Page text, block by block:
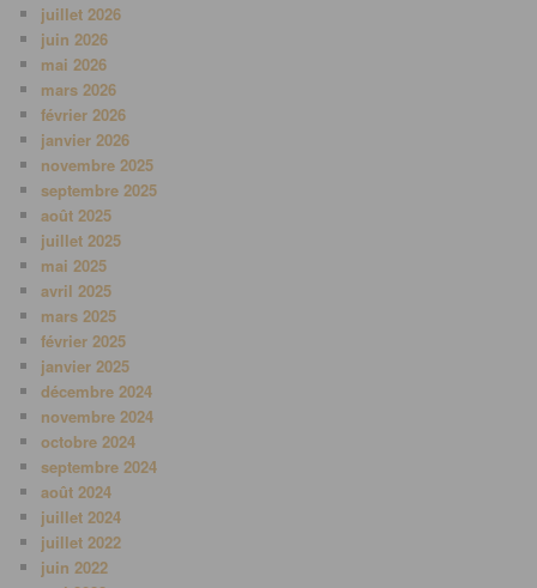
juillet 2026
juin 2026
mai 2026
mars 2026
février 2026
janvier 2026
novembre 2025
septembre 2025
août 2025
juillet 2025
mai 2025
avril 2025
mars 2025
février 2025
janvier 2025
décembre 2024
novembre 2024
octobre 2024
septembre 2024
août 2024
juillet 2024
juillet 2022
juin 2022